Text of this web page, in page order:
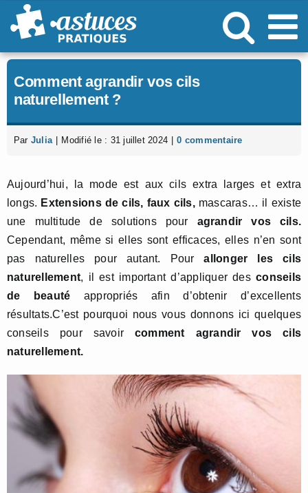
Passer
au
Comment agrandir vos cils
naturellement ?
Par Julia Modifié le : 31 juillet 2024 0 commentaire
Aujourd’hui, la mode est aux cils extra larges et extra
longs. Extensions de cils, faux cils,mascaras… il existe
une multitude de solutions pour agrandir vos cils.
Cependant, même si elles sont efficaces, elles n’en sont
pas naturelles pour autant. Pourallonger les cils
naturellement, il est important d’appliquer desconseils
de beauté appropriés afin d’obtenir d’excellents
résultats.C’est pourquoi nous vous donnons ici quelques
conseils pour savoircomment agrandir vos cils
naturellement.